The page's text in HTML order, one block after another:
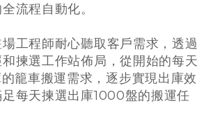
流程自動化。
工程師耐心聽取客戶需求，透過
揀選工作站佈局，從開始的每天
籠車搬運需求，逐步實現出庫效
每天揀選出庫1000盤的搬運任